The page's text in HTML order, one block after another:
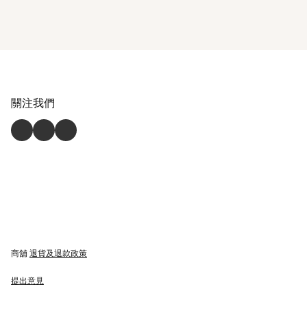
關注我們
商舖 退貨及退款政策
提出意見